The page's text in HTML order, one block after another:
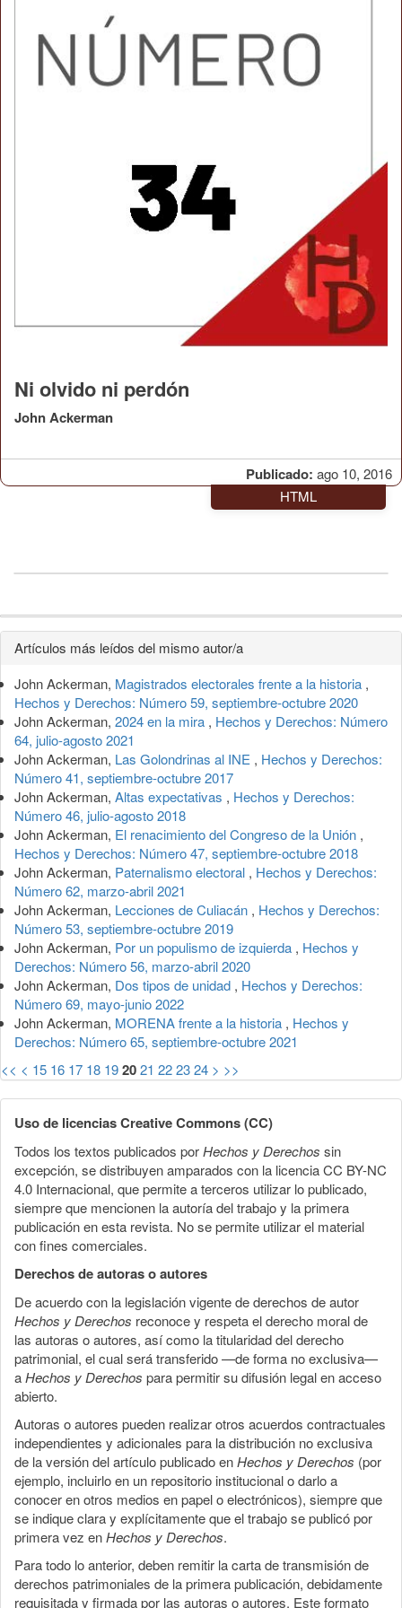
Publicado: ago 10, 2016
Ni olvido ni perdón
John Ackerman
HTML
Detalles
del
artículo
Artículos más leídos del mismo autor/a
John Ackerman, Magistrados electorales frente a la historia ,
Hechos y Derechos: Número 59, septiembre-octubre 2020
John Ackerman, 2024 en la mira , Hechos y Derechos: Número
64, julio-agosto 2021
John Ackerman, Las Golondrinas al INE , Hechos y Derechos:
Número 41, septiembre-octubre 2017
John Ackerman, Altas expectativas , Hechos y Derechos:
Número 46, julio-agosto 2018
John Ackerman, El renacimiento del Congreso de la Unión ,
Hechos y Derechos: Número 47, septiembre-octubre 2018
John Ackerman, Paternalismo electoral , Hechos y Derechos:
Número 62, marzo-abril 2021
John Ackerman, Lecciones de Culiacán , Hechos y Derechos:
Número 53, septiembre-octubre 2019
John Ackerman, Por un populismo de izquierda , Hechos y
Derechos: Número 56, marzo-abril 2020
John Ackerman, Dos tipos de unidad , Hechos y Derechos:
Número 69, mayo-junio 2022
John Ackerman, MORENA frente a la historia , Hechos y
Derechos: Número 65, septiembre-octubre 2021
<< < 15 16 17 18 192021 222324 > >>
Uso de licencias Creative Commons (CC)
Todos los textos publicados porHechos y Derechos sin
excepción, se distribuyen amparados con la licencia CC BY-NC
4.0 Internacional, que permite a terceros utilizar lo publicado,
siempre que mencionen la autoría del trabajo y la primera
publicación en esta revista. No se permite utilizar el material
con fines comerciales.
Derechos de autoras o autores
De acuerdo con la legislación vigente de derechos de autor
Hechos y Derechos reconoce y respeta el derecho moral de
las autoras o autores, así como la titularidad del derecho
patrimonial, el cual será transferido —de forma no exclusiva—
aHechos y Derechos para permitir su difusión legal en acceso
abierto.
Autoras o autores pueden realizar otros acuerdos contractuales
independientes y adicionales para la distribución no exclusiva
de la versión del artículo publicado enHechos y Derechos (por
ejemplo, incluirlo en un repositorio institucional o darlo a
conocer en otros medios en papel o electrónicos), siempre que
se indique clara y explícitamente que el trabajo se publicó por
primera vez enHechos y Derechos.
Para todo lo anterior, deben remitir la carta de transmisión de
derechos patrimoniales de la primera publicación, debidamente
requisitada y firmada por las autoras o autores. Este formato